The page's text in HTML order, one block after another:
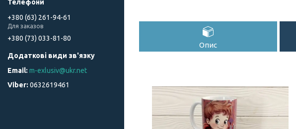
Опис
+380 (63) 261-94-61
Для заказов
+380 (73) 033-81-80
m-exlusiv@ukr.net
0632619461